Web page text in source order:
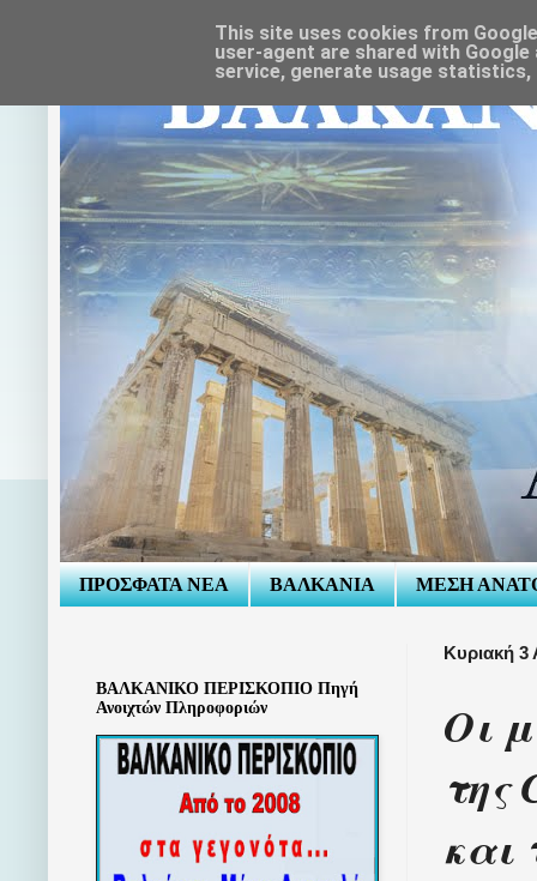
ΠΡΟΣΦΑΤΑ ΝΕΑ ΒΑΛΚΑΝΙΑ ΜΕΣΗ
Κυριακή 3
Οι
της
και
ΒΑΛΚΑΝΙΚΟ ΠΕΡΙΣΚΟΠΙΟ Πηγή
Ανοιχτών Πληροφοριών
This site uses cookies from
user-agent are shared with
service, generate usage statistics,